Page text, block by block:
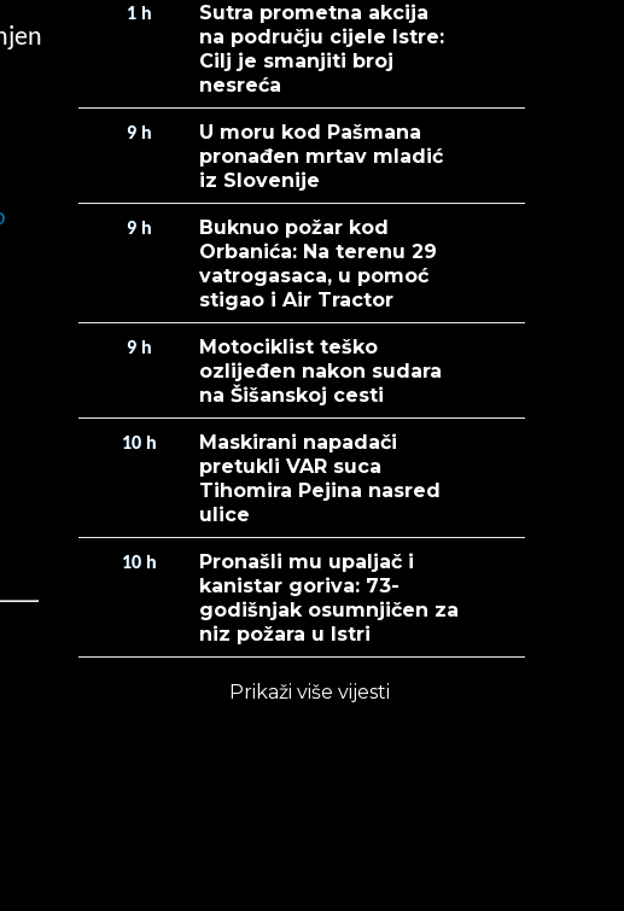
1 h
Sutra prometna akcija
na području cijele Istre:
Cilj je smanjiti broj
nesreća
9 h
U moru kod Pašmana
pronađen mrtav mladić
iz Slovenije
9 h
Buknuo požar kod
Orbanića: Na terenu 29
vatrogasaca, u pomoć
stigao i Air Tractor
9 h
Motociklist teško
ozlijeđen nakon sudara
na Šišanskoj cesti
10 h
Maskirani napadači
pretukli VAR suca
Tihomira Pejina nasred
ulice
10 h
Pronašli mu upaljač i
kanistar goriva: 73-
godišnjak osumnjičen za
niz požara u Istri
Prikaži više vijesti